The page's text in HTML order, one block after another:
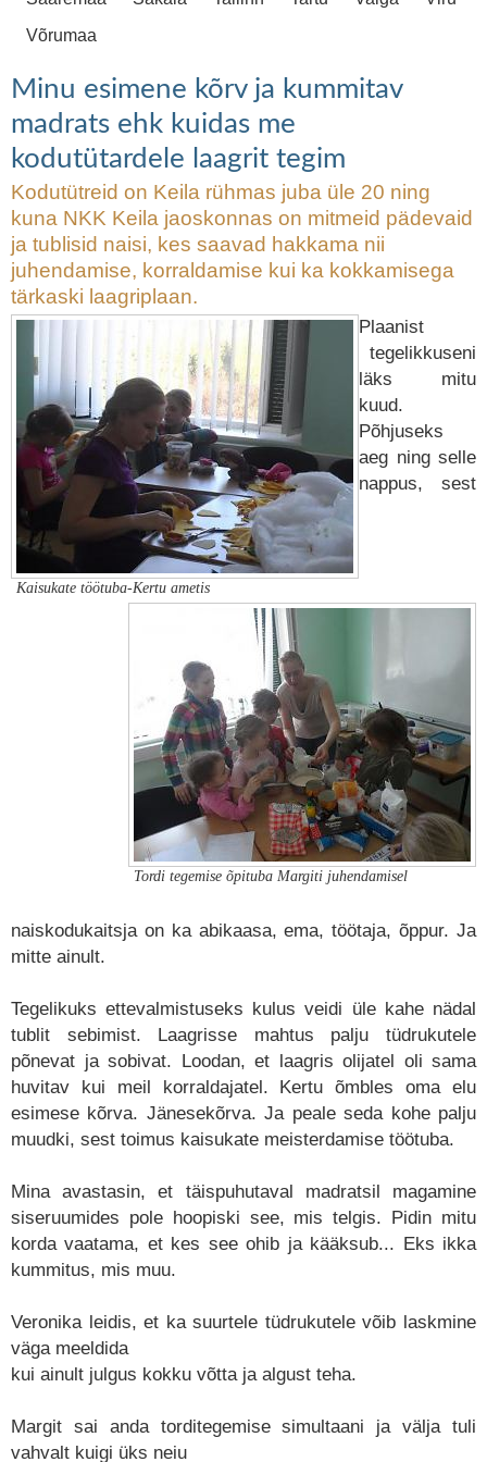
Võrumaa
Minu esimene kõrv ja kummitav
madrats ehk kuidas me
kodutütardele laagrit tegim
Kodutütreid on Keila rühmas juba üle 20 ning
kuna NKK Keila jaoskonnas on mitmeid pädevaid
ja tublisid naisi, kes saavad hakkama nii
juhendamise, korraldamise kui ka kokkamisega
tärkaski laagriplaan.
Kaisukate töötuba-Kertu ametis
Tordi tegemise õpituba Margiti juhendamisel
Plaanist
tegelikkuseni
läks mitu
kuud.
Põhjuseks
aeg ning selle
nappus, sest
naiskodukaitsja on ka abikaasa, ema, töötaja, õppur. Ja
mitte ainult.
Tegelikuks ettevalmistuseks kulus veidi üle kahe nädal
tublit sebimist. Laagrisse mahtus palju tüdrukutele
põnevat ja sobivat. Loodan, et laagris olijatel oli sama
huvitav kui meil korraldajatel. Kertu õmbles oma elu
esimese kõrva. Jänesekõrva. Ja peale seda kohe palju
muudki, sest toimus kaisukate meisterdamise töötuba.
Mina avastasin, et täispuhutaval madratsil magamine
siseruumides pole hoopiski see, mis telgis. Pidin mitu
korda vaatama, et kes see ohib ja kääksub... Eks ikka
kummitus, mis muu.
Veronika leidis, et ka suurtele tüdrukutele võib laskmine
väga meeldida
kui ainult julgus kokku võtta ja algust teha.
Margit sai anda torditegemise simultaani ja välja tuli
vahvalt kuigi üks neiu